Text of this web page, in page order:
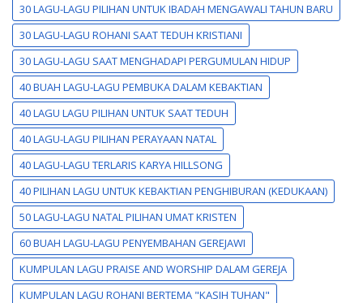
30 LAGU-LAGU PILIHAN UNTUK IBADAH MENGAWALI TAHUN BARU
30 LAGU-LAGU ROHANI SAAT TEDUH KRISTIANI
30 LAGU-LAGU SAAT MENGHADAPI PERGUMULAN HIDUP
40 BUAH LAGU-LAGU PEMBUKA DALAM KEBAKTIAN
40 LAGU LAGU PILIHAN UNTUK SAAT TEDUH
40 LAGU-LAGU PILIHAN PERAYAAN NATAL
40 LAGU-LAGU TERLARIS KARYA HILLSONG
40 PILIHAN LAGU UNTUK KEBAKTIAN PENGHIBURAN (KEDUKAAN)
50 LAGU-LAGU NATAL PILIHAN UMAT KRISTEN
60 BUAH LAGU-LAGU PENYEMBAHAN GEREJAWI
KUMPULAN LAGU PRAISE AND WORSHIP DALAM GEREJA
KUMPULAN LAGU ROHANI BERTEMA "KASIH TUHAN"